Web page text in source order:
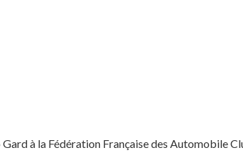
à la Fédération Française des Automobile